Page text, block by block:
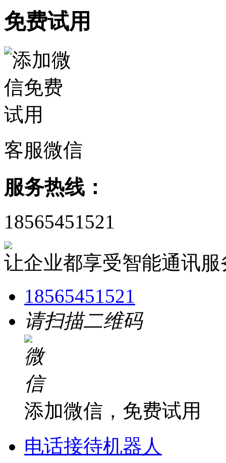
免费试用
客服微信
服务热线：
18565451521
让企业都享受智能通讯
18565451521
请扫描二维码
添加微信，免费试用
电话接待机器人